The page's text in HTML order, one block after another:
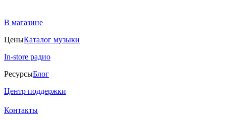
В магазине
ЦеныКаталог музыки
In-store радио
РесурсыБлог
Центр поддержки
Контакты